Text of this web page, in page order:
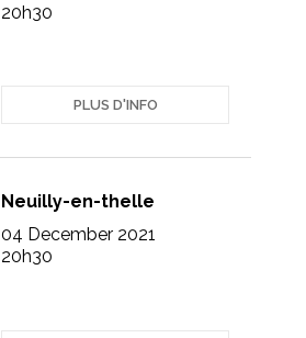
20h30
PLUS D'INFO
Neuilly-en-thelle
04 December 2021
20h30